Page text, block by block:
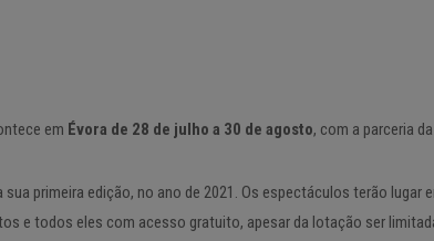
em Évora de 28 de julho a 30 de agosto, com a parceria
primeira edição, no ano de 2021. Os espectáculos terão lugar
e todos eles com acesso gratuito, apesar da lotação ser